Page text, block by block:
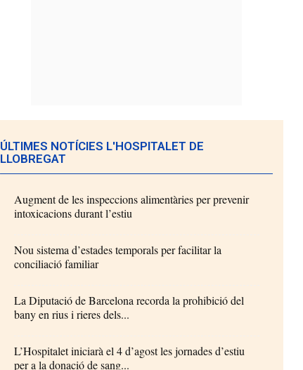
ÚLTIMES NOTÍCIES L'HOSPITALET DE
LLOBREGAT
Augment de les inspeccions alimentàries per prevenir
intoxicacions durant l’estiu
Nou sistema d’estades temporals per facilitar la
conciliació familiar
La Diputació de Barcelona recorda la prohibició del
bany en rius i rieres dels...
L’Hospitalet iniciarà el 4 d’agost les jornades d’estiu
per a la donació de sang...